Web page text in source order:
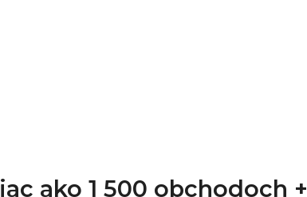
ako 1 500 obchodoch +